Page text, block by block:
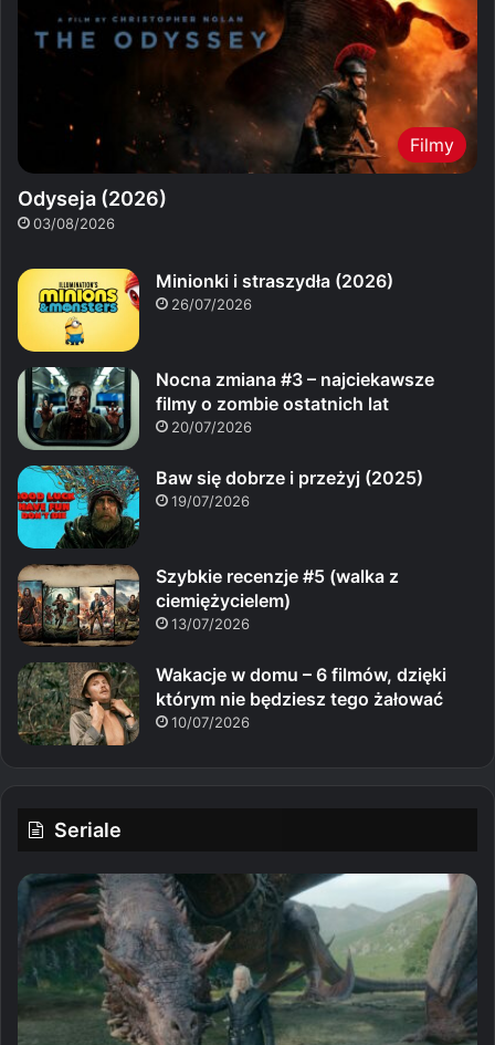
Filmy
Odyseja (2026)
03/08/2026
Minionki i straszydła (2026)
26/07/2026
Nocna zmiana #3 – najciekawsze
filmy o zombie ostatnich lat
20/07/2026
Baw się dobrze i przeżyj (2025)
19/07/2026
Szybkie recenzje #5 (walka z
ciemiężycielem)
13/07/2026
Wakacje w domu – 6 filmów, dzięki
którym nie będziesz tego żałować
10/07/2026
Seriale